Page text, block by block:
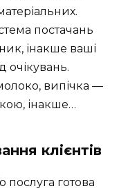
постачань
інакше ваші
очікувань.
випічка —
інакше…
клієнтів
готова